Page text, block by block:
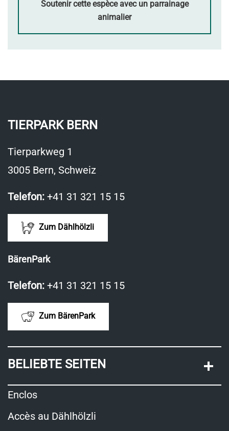
Soutenir cette espèce avec un parrainage
animalier
TIERPARK BERN
Tierparkweg 1
3005 Bern, Schweiz
Telefon: +41 31 321 15 15
Zum Dählhölzli
BärenPark
Telefon: +41 31 321 15 15
Zum BärenPark
BELIEBTE SEITEN
Enclos
Accès au Dählhölzli